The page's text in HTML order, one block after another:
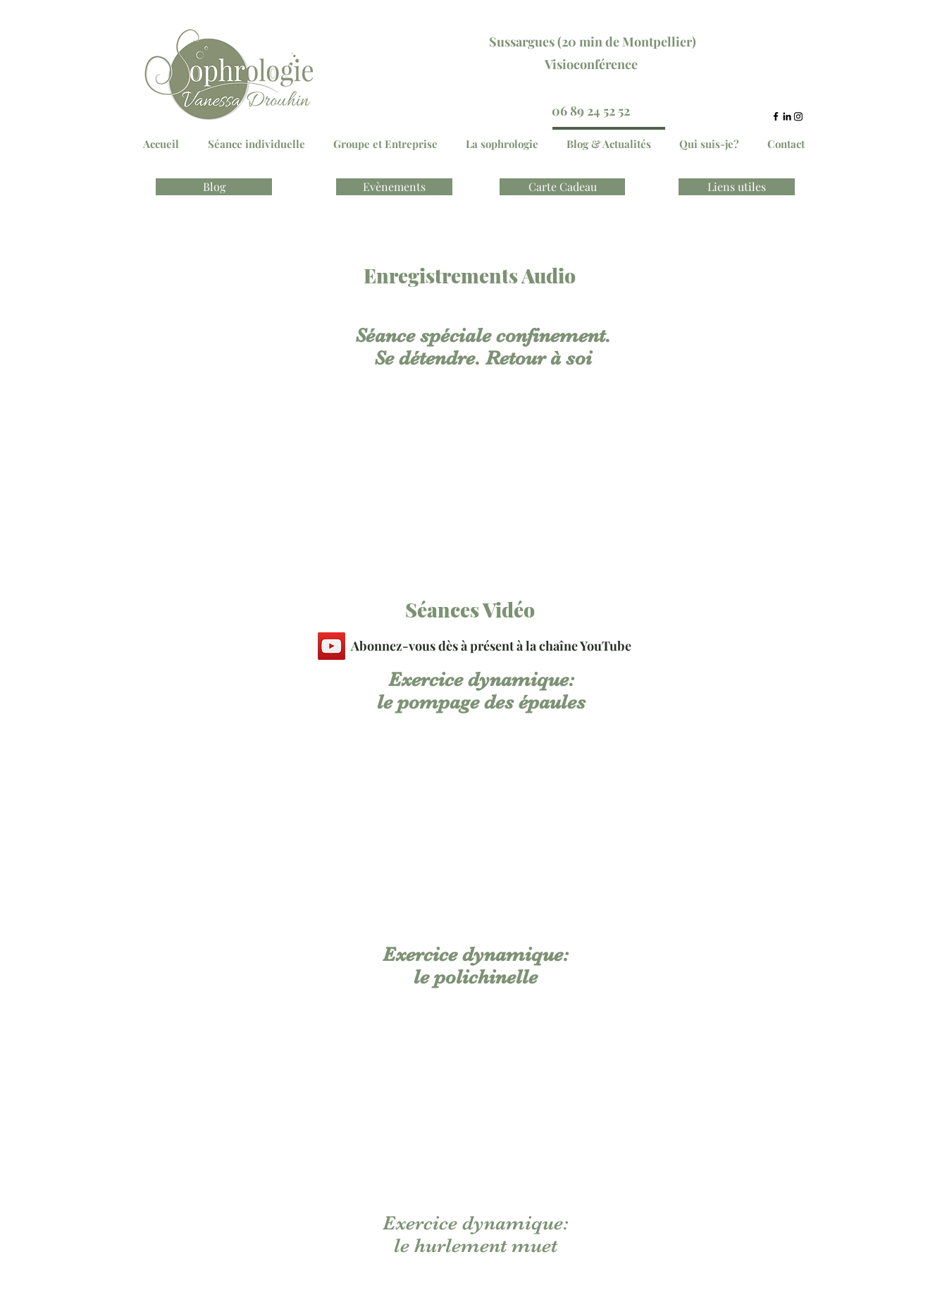
Sussargues (20 minde Montpellier)
Visioconférence
06 89 24 52 52
Accueil Séance individuelle Groupe et Entreprise La sophrologie Blog & Actualités Qui suis-je? Contact
Blog Evènements Carte Cadeau Liens utiles
Enregistrements Audio
Séance spéciale confinement.
Se détendre. Retour à soi
Séances Vidéo
Abonnez-vous dès à présent à la chaîne YouTube
Exercice dynamique:
le pompage des épaules
Exercice dynamique:
le polichinelle
Exercice dynamique:
le hurlement muet